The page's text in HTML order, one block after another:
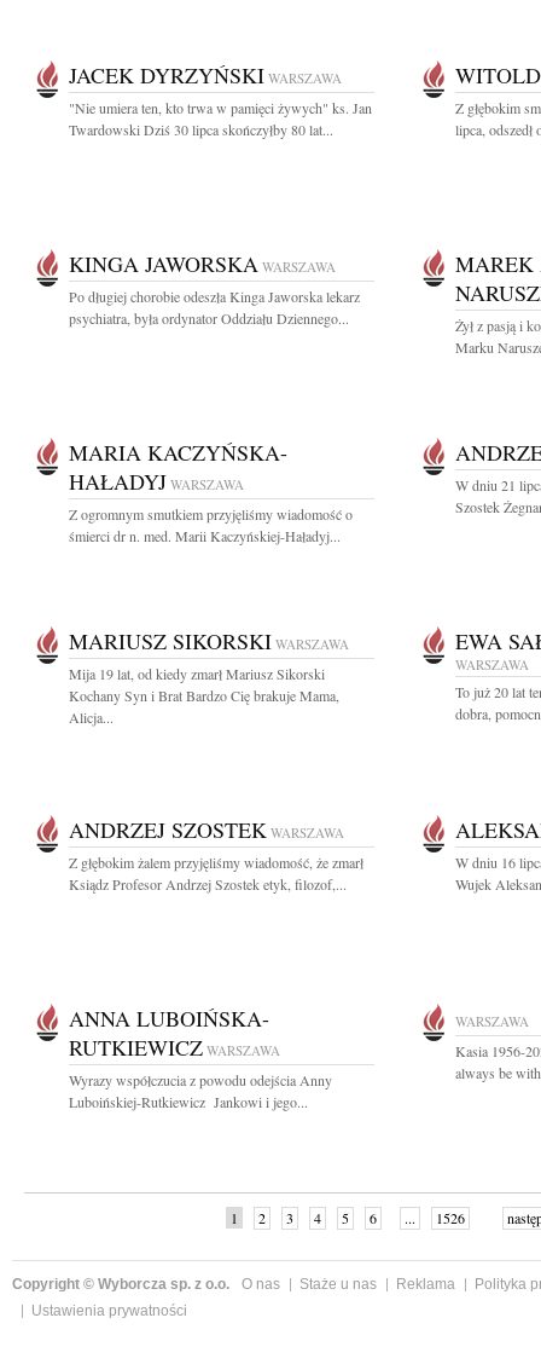
JACEK DYRZYŃSKI WARSZAWA
"Nie umiera ten, kto trwa w pamięci żywych" ks. Jan
Twardowski Dziś 30 lipca skończyłby 80 lat...
Z głębokim
lipca,
KINGA JAWORSKA WARSZAWA
Po długiej chorobie odeszła Kinga Jaworska lekarz
psychiatra, była ordynator Oddziału Dziennego...
MAREK
Żył z pasją i
Marku
MARIA KACZYŃSKA-
HAŁADYJ WARSZAWA
Z ogromnym smutkiem przyjęliśmy wiadomość o
śmierci dr n. med. Marii Kaczyńskiej-Haładyj...
W dniu 21
Szostek
MARIUSZ SIKORSKI WARSZAWA
Mija 19 lat, od kiedy zmarł Mariusz Sikorski
Kochany Syn i Brat Bardzo Cię brakuje Mama,
Alicja...
EWA
WARSZAWA
To już 20 lat
dobra,
ANDRZEJ SZOSTEK WARSZAWA
Z głębokim żalem przyjęliśmy wiadomość, że zmarł
Ksiądz Profesor Andrzej Szostek etyk, filozof,...
W dniu 16
Wujek
ANNA LUBOIŃSKA-
RUTKIEWICZ WARSZAWA
Wyrazy współczucia z powodu odejścia Anny
Luboińskiej-Rutkiewicz Jankowi i jego...
WARSZAWA
Kasia 1956-
always be
1 2 3 4 5 6 ... 1526
Copyright © Wyborcza sp. z o.o. O nas Staże u nas Reklama
Polityka
Ustawienia prywatności